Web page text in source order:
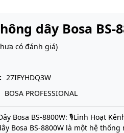
dây Bosa BS-
có đánh giá)
27IFYHDQ3W
BOSA PROFESSIONAL
Bosa BS-8800W: 🎙️Linh Hoạt
Bosa BS-8800W là một hệ